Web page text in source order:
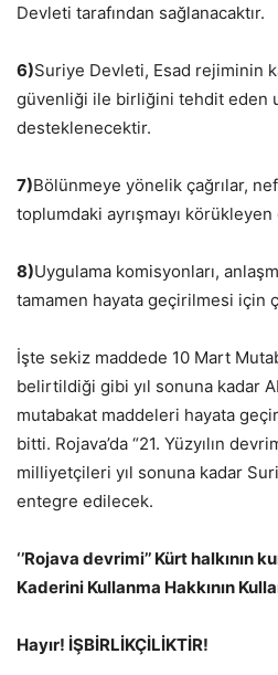
Devleti tarafından sağlanacaktır.
6)Suriye Devleti, Esad rejiminin
güvenliği ile birliğini tehdit eden
desteklenecektir.
7)Bölünmeye yönelik çağrılar,
toplumdaki ayrışmayı
8)Uygulama komisyonları,
tamamen hayata geçirilmesi için
İşte sekiz maddede 10 Mart
belirtildiği gibi yıl sonuna kadar
mutabakat maddeleri hayata
bitti. Rojava’da “21. Yüzyılın
milliyetçileri yıl sonuna kadar
entegre edilecek.
‘’Rojava devrimi’’ Kürt halkının
Kaderini Kullanma Hakkının
Hayır! İŞBİRLİKÇİLİKTİR!